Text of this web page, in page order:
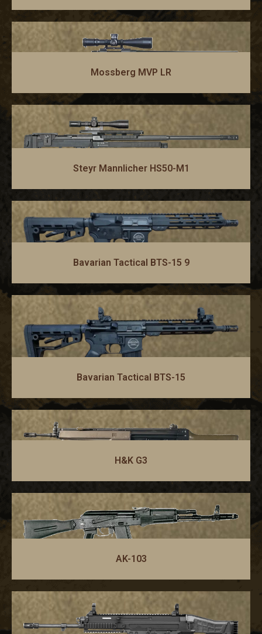
Mossberg MVP LR
Steyr Mannlicher HS50-M1
Bavarian Tactical BTS-15 9
Bavarian Tactical BTS-15
H&K G3
AK-103